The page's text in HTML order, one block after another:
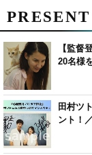
PRESENT
【監督
20名様
田村ツ
ント！